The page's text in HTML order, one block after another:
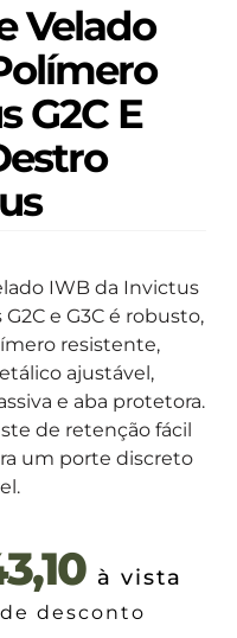
Velado
G2C E
IWB da Invictus
G2C e G3C é robusto,
resistente,
ajustável,
e aba protetora.
de retenção fácil
um porte discreto
à vista
desconto